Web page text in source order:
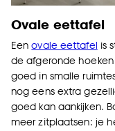
Ovale eettafel
Eenovale eettafel is
de afgeronde
goed in smalle
nog eens extra
goed kan aankijken.
meer zitplaatsen: je